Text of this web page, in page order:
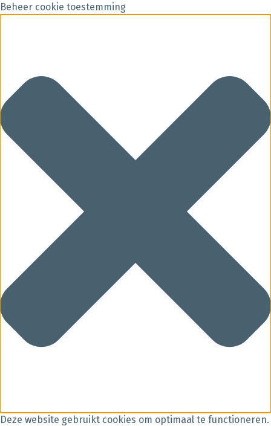
Beheer cookie toestemming
Deze website gebruikt cookies om optimaal te functioneren.